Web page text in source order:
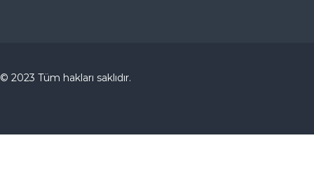
© 2023 Tüm hakları saklıdır.